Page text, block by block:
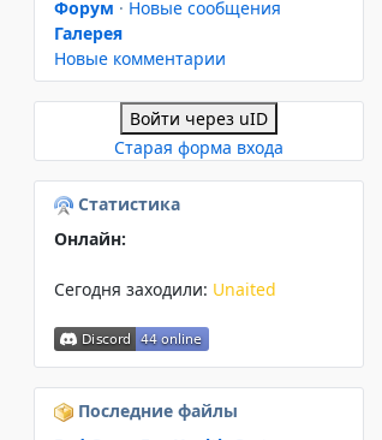
Форум · Новые сообщения
Галерея
Новые комментарии
Войти через uID
Старая форма входа
Статистика
Онлайн:
Сегодня заходили: Unaited
Последние файлы